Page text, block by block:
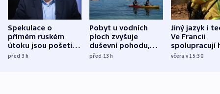
Spekulace o
přímém ruském
útoku jsou pošetilé,
míní estonský
před 3h
Pobyt u vodních
ploch zvyšuje
duševní pohodu,
ukázala
před 13h
Jiný jazyk i
Ve Francii
spolupracují
různých zemí
včera v 15:30